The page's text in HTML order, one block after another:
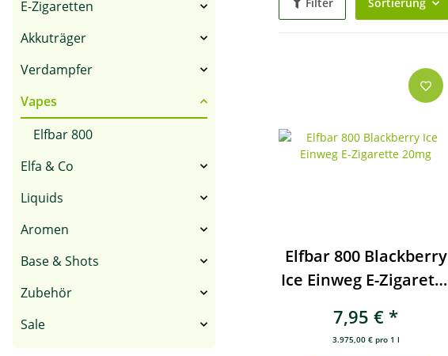
Elfbar 800 Blackberry
Ice Einweg E-Zigarette
7,95 € *
3.975,00 € pro 1 l
E-Zigaretten
Akkuträger
Verdampfer
Vapes
Elfbar 800
Elfa & Co
Liquids
Aromen
Base & Shots
Zubehör
Sale